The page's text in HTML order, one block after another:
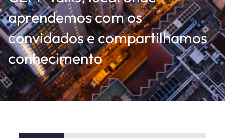
aprendemos com os
convidados e compartilhamos
conhecimento